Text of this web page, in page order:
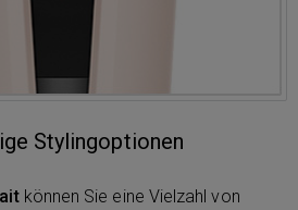
Stylingoptionen
können Sie eine Vielzahl von